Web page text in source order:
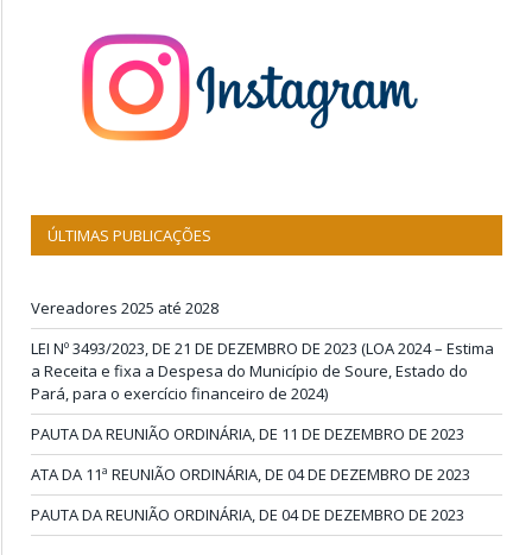
ÚLTIMAS PUBLICAÇÕES
Vereadores 2025 até 2028
LEI Nº 3493/2023, DE 21 DE DEZEMBRO DE 2023 (LOA 2024 – Estima
a Receita e fixa a Despesa do Município de Soure, Estado do
Pará, para o exercício financeiro de 2024)
PAUTA DA REUNIÃO ORDINÁRIA, DE 11 DE DEZEMBRO DE 2023
ATA DA 11ª REUNIÃO ORDINÁRIA, DE 04 DE DEZEMBRO DE 2023
PAUTA DA REUNIÃO ORDINÁRIA, DE 04 DE DEZEMBRO DE 2023